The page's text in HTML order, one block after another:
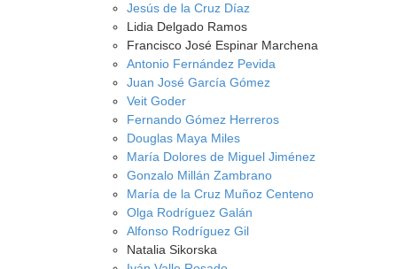
Jesús de la Cruz Díaz
Lidia Delgado Ramos
Francisco José Espinar Marchena
Antonio Fernández Pevida
Juan José García Gómez
Veit Goder
Fernando Gómez Herreros
Douglas Maya Miles
María Dolores de Miguel Jiménez
Gonzalo Millán Zambrano
María de la Cruz Muñoz Centeno
Olga Rodríguez Galán
Alfonso Rodríguez Gil
Natalia Sikorska